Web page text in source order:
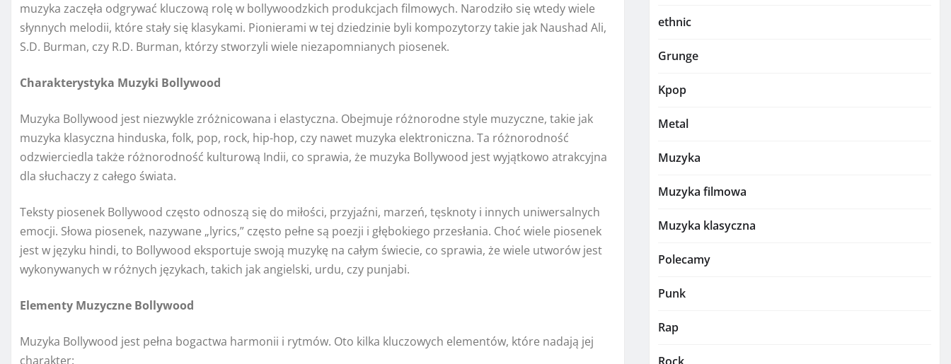
muzyka zaczęła odgrywać kluczową rolę w bollywoodzkich produkcjach filmowych. Narodziło się wtedy wiele
słynnych melodii, które stały się klasykami. Pionierami w tej dziedzinie byli kompozytorzy takie jak Naushad Ali,
S.D. Burman, czy R.D. Burman, którzy stworzyli wiele niezapomnianych piosenek.
Charakterystyka Muzyki Bollywood
Muzyka Bollywood jest niezwykle zróżnicowana i elastyczna. Obejmuje różnorodne style muzyczne, takie jak
muzyka klasyczna hinduska, folk, pop, rock, hip-hop, czy nawet muzyka elektroniczna. Ta różnorodność
odzwierciedla także różnorodność kulturową Indii, co sprawia, że muzyka Bollywood jest wyjątkowo atrakcyjna
dla słuchaczy z całego świata.
Teksty piosenek Bollywood często odnoszą się do miłości, przyjaźni, marzeń, tęsknoty i innych uniwersalnych
emocji. Słowa piosenek, nazywane „lyrics,” często pełne są poezji i głębokiego przesłania. Choć wiele piosenek
jest w języku hindi, to Bollywood eksportuje swoją muzykę na całym świecie, co sprawia, że wiele utworów jest
wykonywanych w różnych językach, takich jak angielski, urdu, czy punjabi.
Elementy Muzyczne Bollywood
Muzyka Bollywood jest pełna bogactwa harmonii i rytmów. Oto kilka kluczowych elementów, które nadają jej
charakter:
ethnic
Grunge
Kpop
Metal
Muzyka
Muzyka filmowa
Muzyka klasyczna
Polecamy
Punk
Rap